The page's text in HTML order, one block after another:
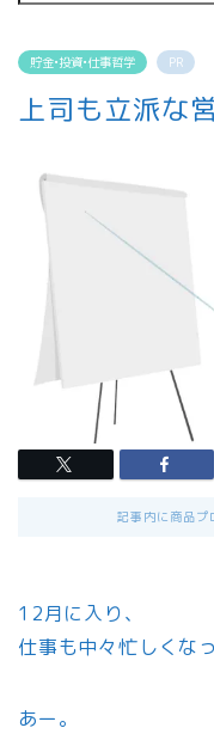
貯金•投資•仕事哲学 PR
上司も立派な
記事内に商品プ
12月に入り、
仕事も中々忙しくな
あー。